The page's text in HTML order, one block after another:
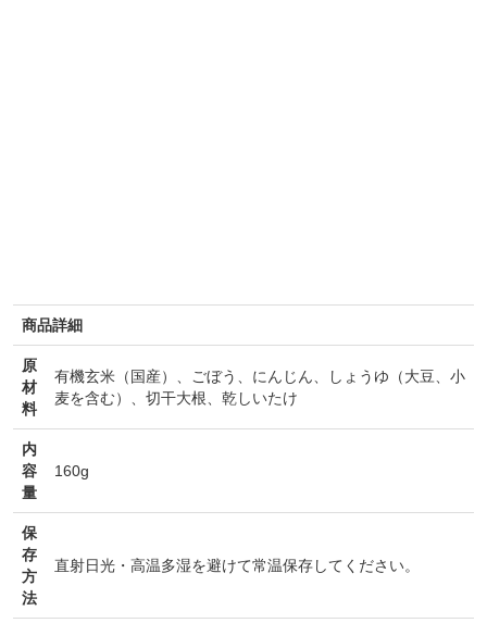
商品詳細
原
材
料
有機玄米（国産）、ごぼう、にんじん、しょうゆ（大豆、小
麦を含む）、切干大根、乾しいたけ
内
容
量
160g
保
存
方
法
直射日光・高温多湿を避けて常温保存してください。
新規会員様限定
今すぐ使える300円OFFクーポンを
対象者：かわしま屋で初めてお買い物をされる方
利用条件：3,000円以上のお買い物でご利用いただけます
※他のクーポンとの併用はできません